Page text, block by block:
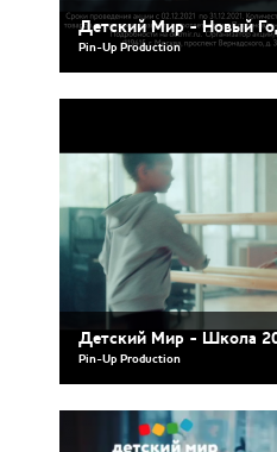
Детский Мир - Новый
Pin-Up Production
Детский Мир - Школа
Pin-Up Production